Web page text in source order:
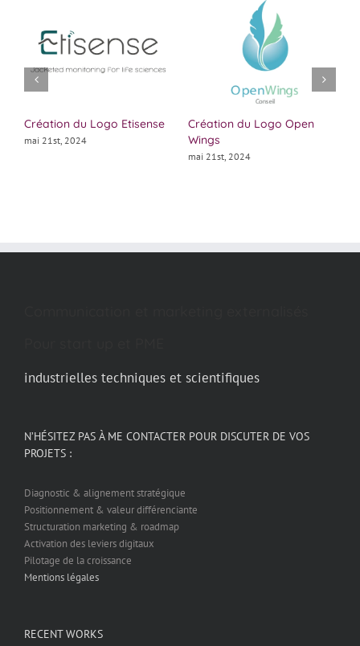
Création du Logo Etisense
mai 21st, 2024
Création du Logo Open
Wings
mai 21st, 2024
industrielles techniques et scientifiques
N’HÉSITEZ PAS À ME CONTACTER POUR DISCUTER DE VOS
PROJETS :
Diagnostic & alignement stratégique
Positionnement & valeur différenciante
Structuration marketing & roadmap
Activation des leviers digitaux
Pilotage de la croissance
Mentions légales
RECENT WORKS